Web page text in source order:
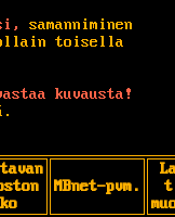
samanniminen
toisella
kuvausta!
MBnet-pvm.